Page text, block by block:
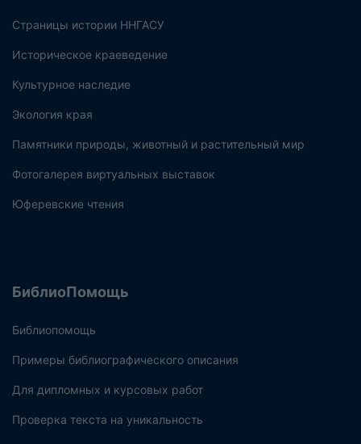
Страницы истории ННГАСУ
Историческое краеведение
Культурное наследие
Экология края
Памятники природы, животный и растительный мир
Фотогалерея виртуальных выставок
Юферевские чтения
БиблиоПомощь
Библиопомощь
Примеры библиографического описания
Для дипломных и курсовых работ
Проверка текста на уникальность